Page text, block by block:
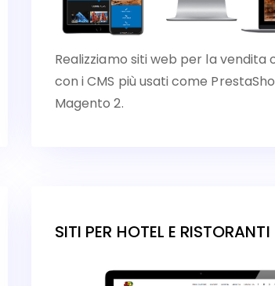
Realizziamo siti web per la vendita
con i CMS più usati come
Magento 2.
SITI PER HOTEL E